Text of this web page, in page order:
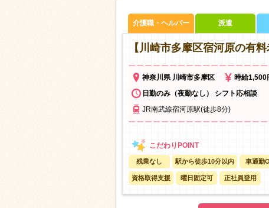
介護職・ヘルパー 派遣
【川崎市多摩区宿河原の有
神奈川県 川崎市多摩区 時給1,500
日勤のみ（夜勤なし） シフト応相談
JR南武線宿河原駅(徒歩8分)
残業なし 駅から徒歩10分以内 車通勤
資格取得支援 曜日固定可 正社員登用